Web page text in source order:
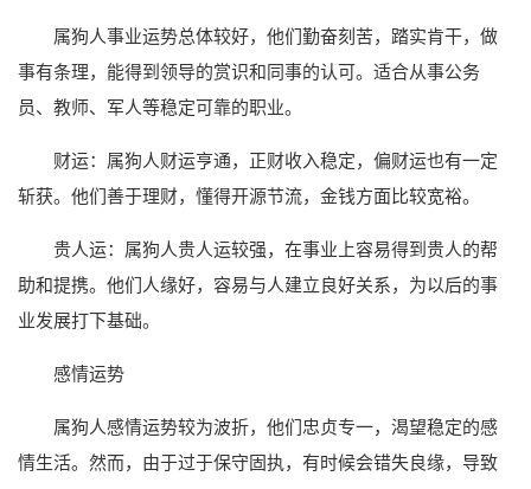
属狗人事业运势总体较好，他们勤奋刻苦，踏实肯干，做
事有条理，能得到领导的赏识和同事的认可。适合从事公务
员、教师、军人等稳定可靠的职业。
财运：属狗人财运亨通，正财收入稳定，偏财运也有一定
斩获。他们善于理财，懂得开源节流，金钱方面比较宽裕。
贵人运：属狗人贵人运较强，在事业上容易得到贵人的帮
助和提携。他们人缘好，容易与人建立良好关系，为以后的事
业发展打下基础。
感情运势
属狗人感情运势较为波折，他们忠贞专一，渴望稳定的感
情生活。然而，由于过于保守固执，有时候会错失良缘，导致